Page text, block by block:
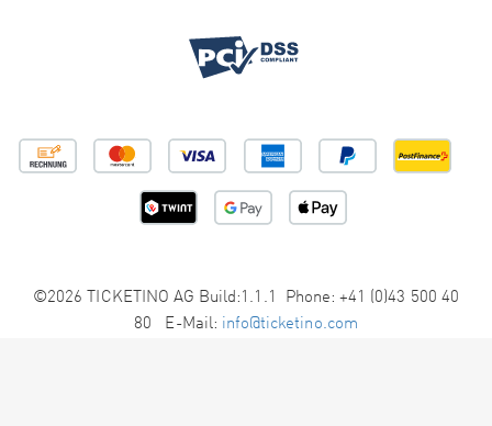
©2026 TICKETINO AG Build:1.1.1 Phone: +41 (0)43 500 40
80 E-Mail: info@ticketino.com